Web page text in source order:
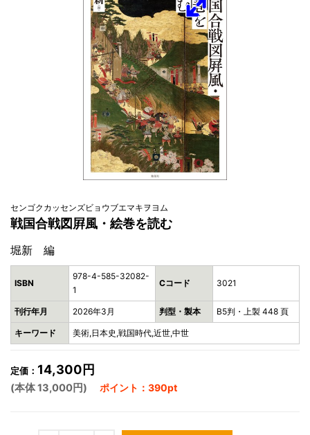
センゴクカッセンズビョウブエマキヲヨム
戦国合戦図屛風・絵巻を読む
堀新 編
ISBN
978-4-585-32082-
1
Cコード 3021
刊行年月 2026年3月 判型・製本 B5判・上製 448 頁
キーワード 美術,日本史,戦国時代,近世,中世
定価： 14,300円
(本体 13,000円) ポイント：390pt